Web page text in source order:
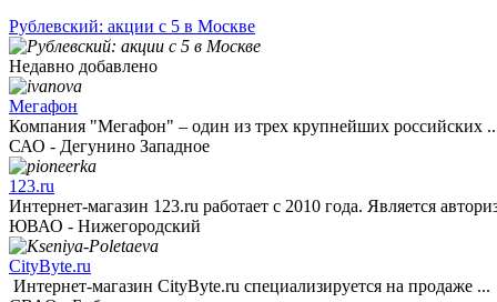
Рублевский: акции с 5 в Москве
Недавно добавлено
Мегафон
Компания "Мегафон" – один из трех крупнейших российских
САО - Дегунино Западное
123.ru
Интернет-магазин 123.ru работает с 2010 года. Является
ЮВАО - Нижегородский
CityByte.ru
Интернет-магазин CityByte.ru специализируется на продаже ...